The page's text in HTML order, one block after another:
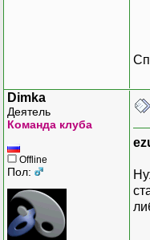
Dimka
Деятель
Команда клуба
Offline
Пол: